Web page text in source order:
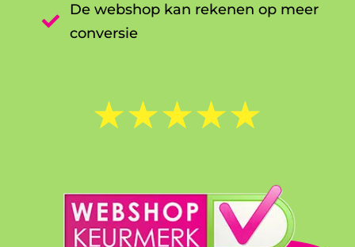

De webshop kan rekenen op meer
conversie
☆☆☆☆☆